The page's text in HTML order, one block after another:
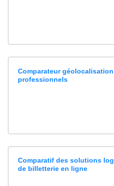
Comparateur géolocalisation
professionnels
Comparatif des solutions
de billetterie en ligne